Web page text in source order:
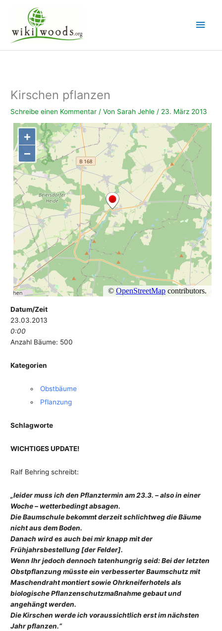
springen
Kirschen pflanzen
Schreibe einen Kommentar / Von Sarah Jehle / 23. März 2013
Datum/Zeit
23.03.2013
0:00
Anzahl Bäume: 500
Kategorien
Obstbäume
Pflanzung
Schlagworte
WICHTIGES UPDATE!
Ralf Behring schreibt:
„leider muss ich den Pflanztermin am 23.3. – also in einer
Woche – wetterbedingt absagen.
Die Baumschule bekommt derzeit schlichtweg die Bäume
nicht aus dem Boden.
Danach wird es auch bei mir knapp mit der
Frühjahrsbestellung [der Felder].
Wenn Ihr jedoch dennoch tatenhungrig seid: Bei der letzten
Obstpflanzung müsste ein verbesserter Baumschutz mit
Maschendraht montiert sowie Ohrkneiferhotels als
biologische Pflanzenschutzmaßnahme gebaut und
angehängt werden.
Die Kirschen werde ich voraussichtlich erst im nächsten
Jahr pflanzen.“